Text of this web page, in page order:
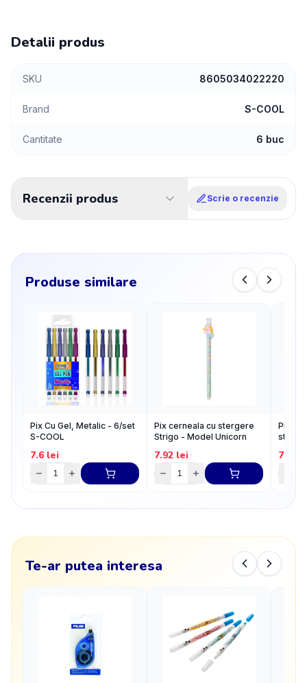
Detalii produs
SKU 8605034022220
Brand S-COOL
Cantitate 6 buc
Recenzii produs Scrie o recenzie
Produse similare
Pix Cu Gel, Metalic - 6/set
S-COOL
7.6lei
Pix cerneala cu stergere
Strigo - Model Unicorn
7.92 lei
Pix
7.92
Te-ar putea interesa